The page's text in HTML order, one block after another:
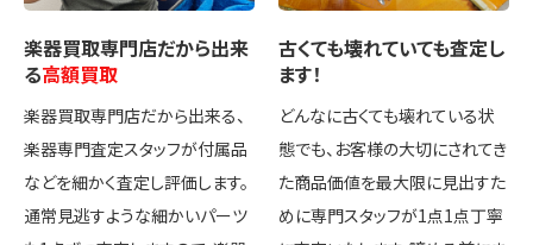
楽器買取専門店だから出来
る高額買取
楽器買取専門店だから出来る、
楽器専門査定スタッフが付属品
などを細かく査定し評価します。
通常見逃すような細かいパーツ
古くても壊れていても査定し
ます！
どんなに古くても壊れている状
態でも、お客様の大切にされてき
た商品価値を最大限に見出すた
めに専門スタッフが1点1点丁寧